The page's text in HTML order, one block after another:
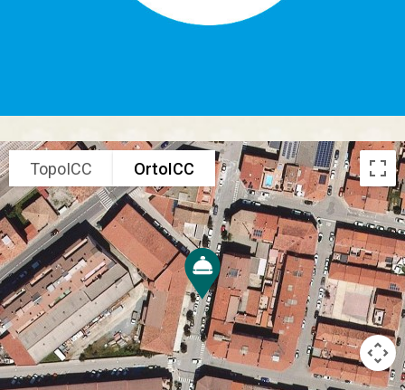
TopoICC OrtoICC